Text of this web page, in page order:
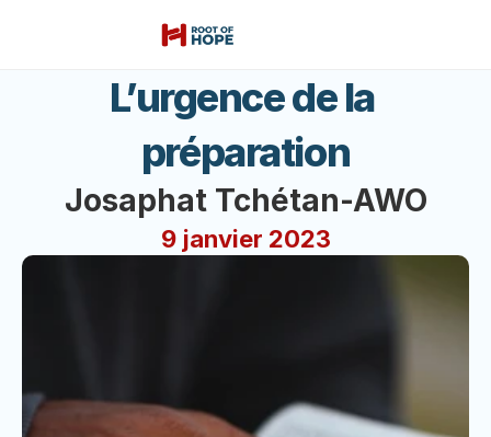
L’urgence de la
préparation
Josaphat Tchétan-AWO
9 janvier 2023